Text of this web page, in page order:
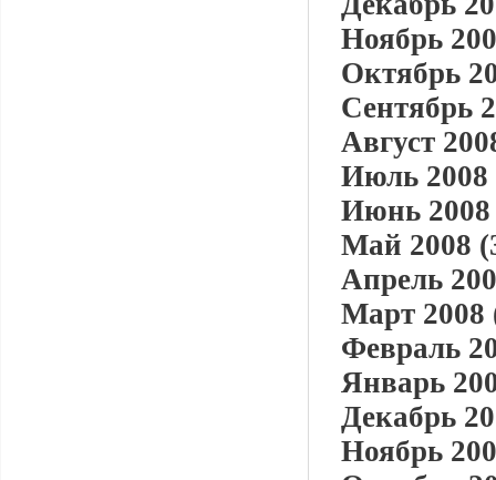
Ноябрь
Октябрь
Сентябрь
Август
Июль 2008
Июнь 2008
Май 2008
Апрель
Март 2008
Февраль
Январь
Декабрь
Ноябрь